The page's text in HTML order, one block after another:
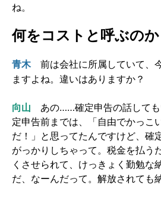
ね。
何をコストと呼ぶのか
青木前は会社に所属していて、
ますよね。違いはありますか？
向山 あの……確定申告の話して
定申告前までは、「自由でかっこ
だ！」と思ってたんですけど、確
がっかりしちゃって。税金を払う
くさせられて、けっきょく勤勉な
だ、なーんだって。解放されても